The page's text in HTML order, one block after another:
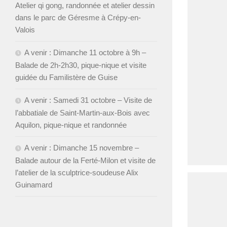
Atelier qi gong, randonnée et atelier dessin
dans le parc de Géresme à Crépy-en-
Valois
A venir : Dimanche 11 octobre à 9h –
Balade de 2h-2h30, pique-nique et visite
guidée du Familistère de Guise
A venir : Samedi 31 octobre – Visite de
l’abbatiale de Saint-Martin-aux-Bois avec
Aquilon, pique-nique et randonnée
A venir : Dimanche 15 novembre –
Balade autour de la Ferté-Milon et visite de
l’atelier de la sculptrice-soudeuse Alix
Guinamard